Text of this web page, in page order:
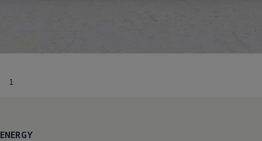
Volkswagen Teile
1
ENERGY